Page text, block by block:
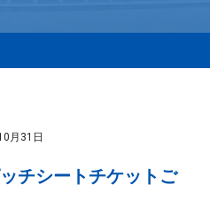
月31日
チシートチケットご